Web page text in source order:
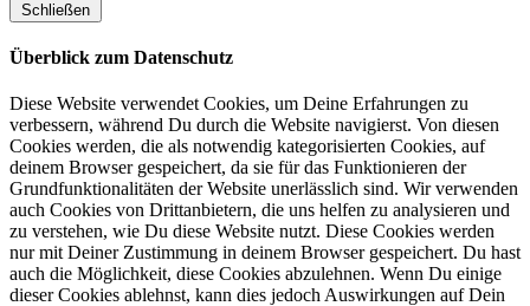
Schließen
Überblick zum Datenschutz
Diese Website verwendet Cookies, um Deine Erfahrungen zu
verbessern, während Du durch die Website navigierst. Von diesen
Cookies werden, die als notwendig kategorisierten Cookies, auf
deinem Browser gespeichert, da sie für das Funktionieren der
Grundfunktionalitäten der Website unerlässlich sind. Wir verwenden
auch Cookies von Drittanbietern, die uns helfen zu analysieren und
zu verstehen, wie Du diese Website nutzt. Diese Cookies werden
nur mit Deiner Zustimmung in deinem Browser gespeichert. Du hast
auch die Möglichkeit, diese Cookies abzulehnen. Wenn Du einige
dieser Cookies ablehnst, kann dies jedoch Auswirkungen auf Dein